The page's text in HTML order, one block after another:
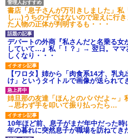
書店「息子さんが万引きしました」私
し…)うちの子ではないので迎えに行
た人物の正体が判明するも・・・
デパートの外商『私さんだと名乗る女
していて…』私「！？」→ 翌日。ママ
しくなり・・・
【ワロタ】姉から「肉食系14才、乳
け」というタイトルで画像が送られて
姉旦那の友達「ほんとのパパだよ～」
→思わず手を叩いて振り払ったら…
10年ほど前、息子がまだ年中だった
年の暮れに突然息子が職場を訪ねてき